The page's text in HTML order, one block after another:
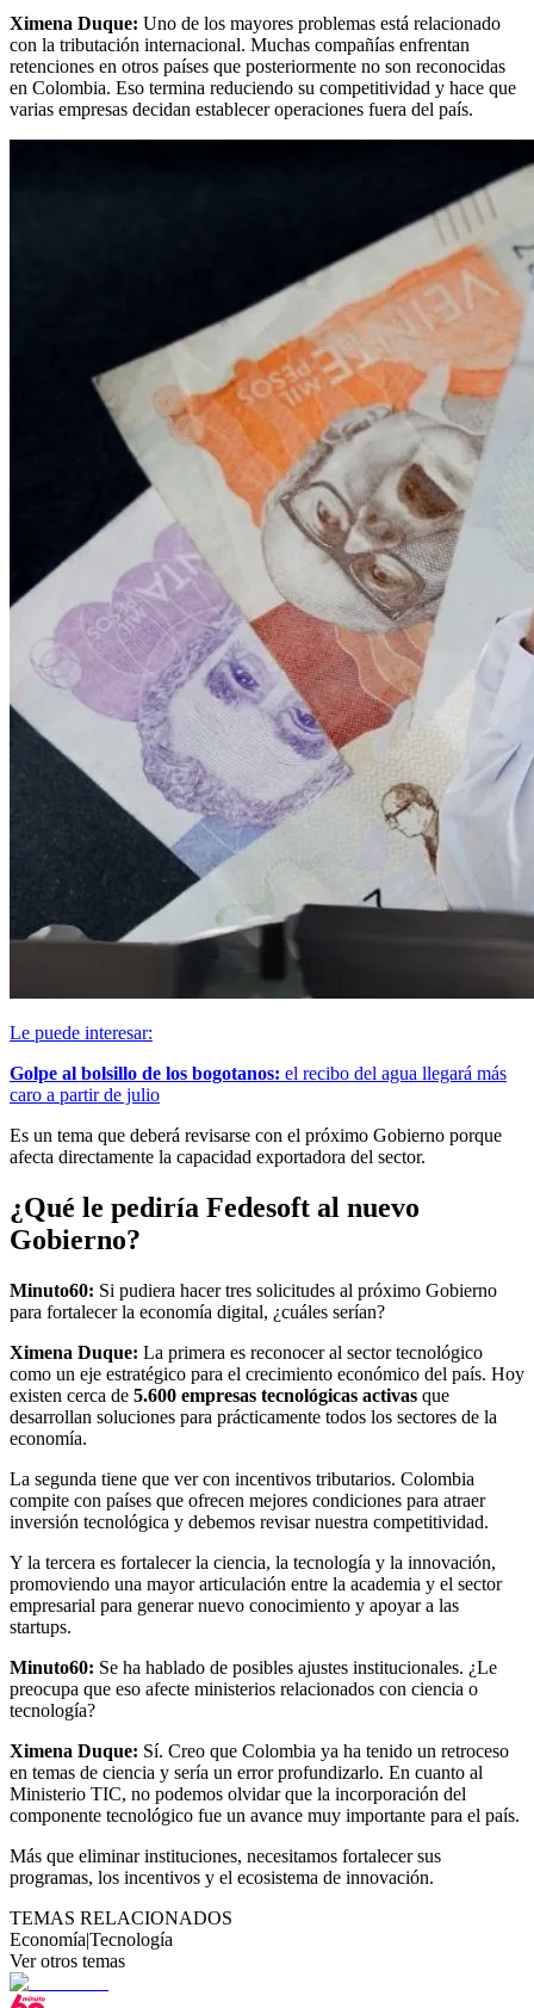
Ximena Duque: Uno de los mayores problemas está relacionado
con la tributación internacional. Muchas compañías enfrentan
retenciones en otros países que posteriormente no son reconocidas
en Colombia. Eso termina reduciendo su competitividad y hace que
varias empresas decidan establecer operaciones fuera del país.
Le puede interesar:
Golpe al bolsillo de los bogotanos: el recibo del agua llegará más
caro a partir de julio
Es un tema que deberá revisarse con el próximo Gobierno porque
afecta directamente la capacidad exportadora del sector.
¿Qué le pediría Fedesoft al nuevo
Gobierno?
Minuto60: Si pudiera hacer tres solicitudes al próximo Gobierno
para fortalecer la economía digital, ¿cuáles serían?
Ximena Duque: La primera es reconocer al sector tecnológico
como un eje estratégico para el crecimiento económico del país. Hoy
existen cerca de 5.600 empresas tecnológicas activas que
desarrollan soluciones para prácticamente todos los sectores de la
economía.
La segunda tiene que ver con incentivos tributarios. Colombia
compite con países que ofrecen mejores condiciones para atraer
inversión tecnológica y debemos revisar nuestra competitividad.
Y la tercera es fortalecer la ciencia, la tecnología y la innovación,
promoviendo una mayor articulación entre la academia y el sector
empresarial para generar nuevo conocimiento y apoyar a las
startups.
Minuto60: Se ha hablado de posibles ajustes institucionales. ¿Le
preocupa que eso afecte ministerios relacionados con ciencia o
tecnología?
Ximena Duque: Sí. Creo que Colombia ya ha tenido un retroceso
en temas de ciencia y sería un error profundizarlo. En cuanto al
Ministerio TIC, no podemos olvidar que la incorporación del
componente tecnológico fue un avance muy importante para el país.
Más que eliminar instituciones, necesitamos fortalecer sus
programas, los incentivos y el ecosistema de innovación.
TEMAS RELACIONADOS
Economía|Tecnología
Ver otros temas